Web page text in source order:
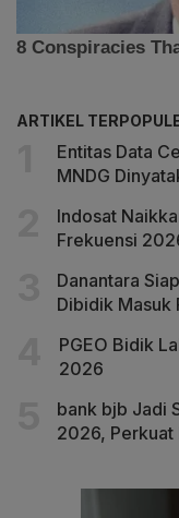
ARTIKEL
Entitas Data
MNDG
Indosat
Frekuensi
Danantara
Dibidik Masuk
PGEO Bidik
2026
bank bjb Jadi
2026, Perkuat